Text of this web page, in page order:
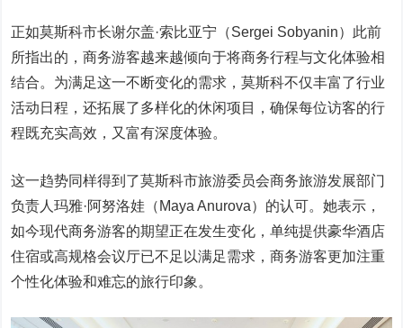
正如莫斯科市长谢尔盖·索比亚宁（Sergei Sobyanin）此前
所指出的，商务游客越来越倾向于将商务行程与文化体验相
结合。为满足这一不断变化的需求，莫斯科不仅丰富了行业
活动日程，还拓展了多样化的休闲项目，确保每位访客的行
程既充实高效，又富有深度体验。
这一趋势同样得到了莫斯科市旅游委员会商务旅游发展部门
负责人玛雅·阿努洛娃（Maya Anurova）的认可。她表示，
如今现代商务游客的期望正在发生变化，单纯提供豪华酒店
住宿或高规格会议厅已不足以满足需求，商务游客更加注重
个性化体验和难忘的旅行印象。